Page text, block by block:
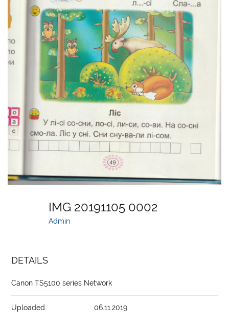
IMG 20191105 0002
Admin
DETAILS
Canon TS5100 series Network
Uploaded 06.11.2019